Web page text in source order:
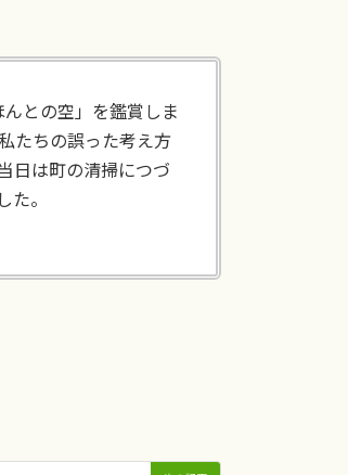
との空」を鑑賞しま
たちの誤った考え方
日は町の清掃につづ
。